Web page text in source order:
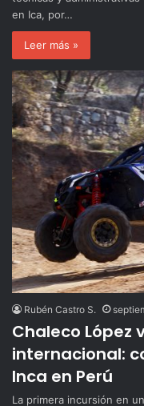
en Ica, por…
Leer más »
Rubén Castro S.
Chaleco López
internacional:
Inca en Perú
La primera incursión en